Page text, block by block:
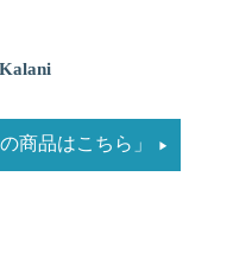
商品はこちら」